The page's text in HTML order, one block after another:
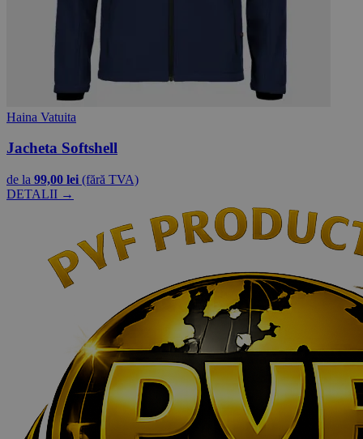
Haina Vatuita
Jacheta Softshell
de la 99,00 lei (fără TVA)
DETALII →